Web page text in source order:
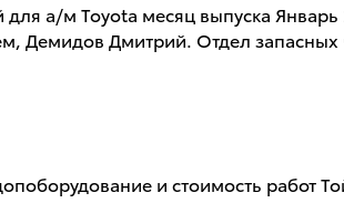
а/м Toyota месяц выпуска
Демидов Дмитрий. Отдел
и стоимость работ